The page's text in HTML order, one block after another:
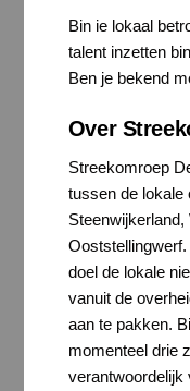
Bin ie lokaal
talent inzetten
Ben je bekend
Over
Streekomroep
tussen de lokale
doel de lokale
vanuit de
aan te pakken.
momenteel drie
verantwoordelijk